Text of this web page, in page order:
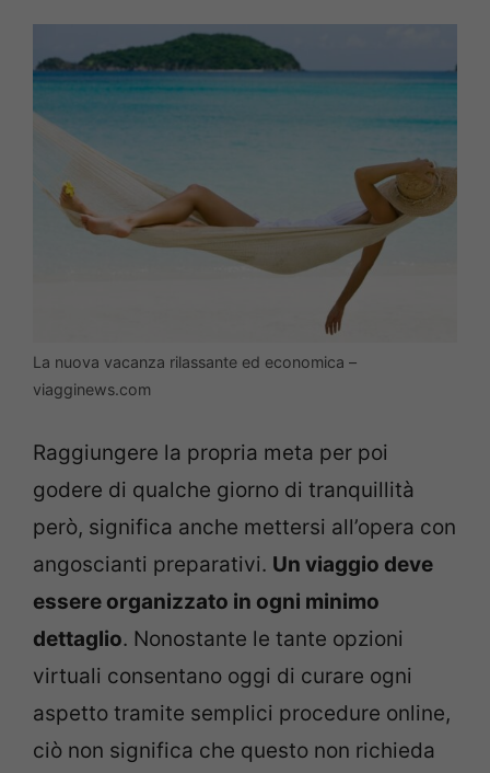
La nuova vacanza rilassante ed economica –
viagginews.com
Raggiungere la propria meta per poi
godere di qualche giorno di tranquillità
però, significa anche mettersi all’opera con
angoscianti preparativi. Un viaggio deve
essere organizzato in ogni minimo
dettaglio. Nonostante le tante opzioni
virtuali consentano oggi di curare ogni
aspetto tramite semplici procedure online,
ciò non significa che questo non richieda